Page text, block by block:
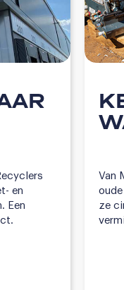
en
Een
Van
ze